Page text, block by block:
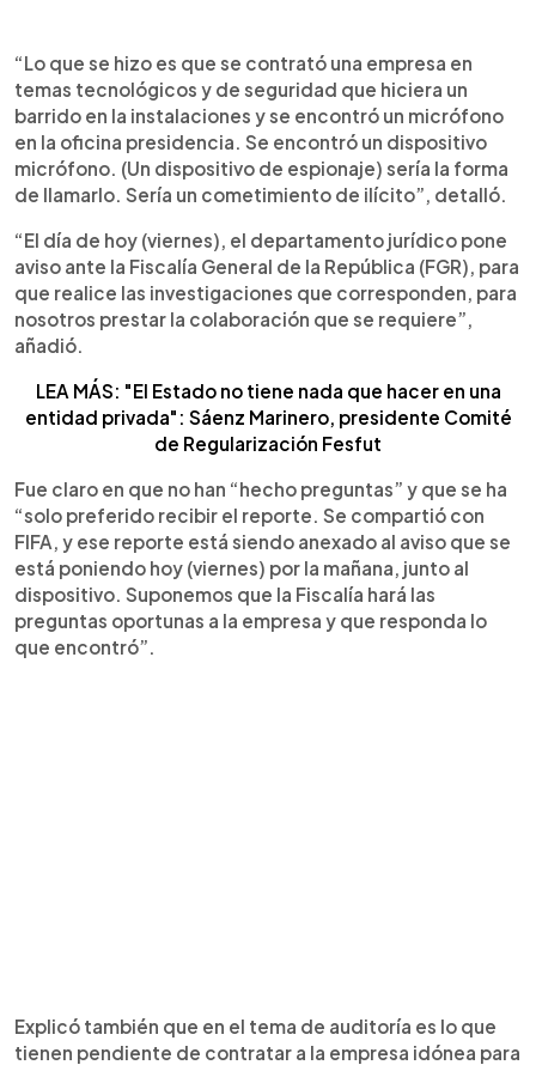
“Lo que se hizo es que se contrató una empresa en
temas tecnológicos y de seguridad que hiciera un
barrido en la instalaciones y se encontró un micrófono
en la oficina presidencia. Se encontró un dispositivo
micrófono. (Un dispositivo de espionaje) sería la forma
de llamarlo. Sería un cometimiento de ilícito”, detalló.
“El día de hoy (viernes), el departamento jurídico pone
aviso ante la Fiscalía General de la República (FGR), para
que realice las investigaciones que corresponden, para
nosotros prestar la colaboración que se requiere”,
añadió.
LEA MÁS: "El Estado no tiene nada que hacer en una
entidad privada": Sáenz Marinero, presidente Comité
de Regularización Fesfut
Fue claro en que no han “hecho preguntas” y que se ha
“solo preferido recibir el reporte. Se compartió con
FIFA, y ese reporte está siendo anexado al aviso que se
está poniendo hoy (viernes) por la mañana, junto al
dispositivo. Suponemos que la Fiscalía hará las
preguntas oportunas a la empresa y que responda lo
que encontró”.
Explicó también que en el tema de auditoría es lo que
tienen pendiente de contratar a la empresa idónea para